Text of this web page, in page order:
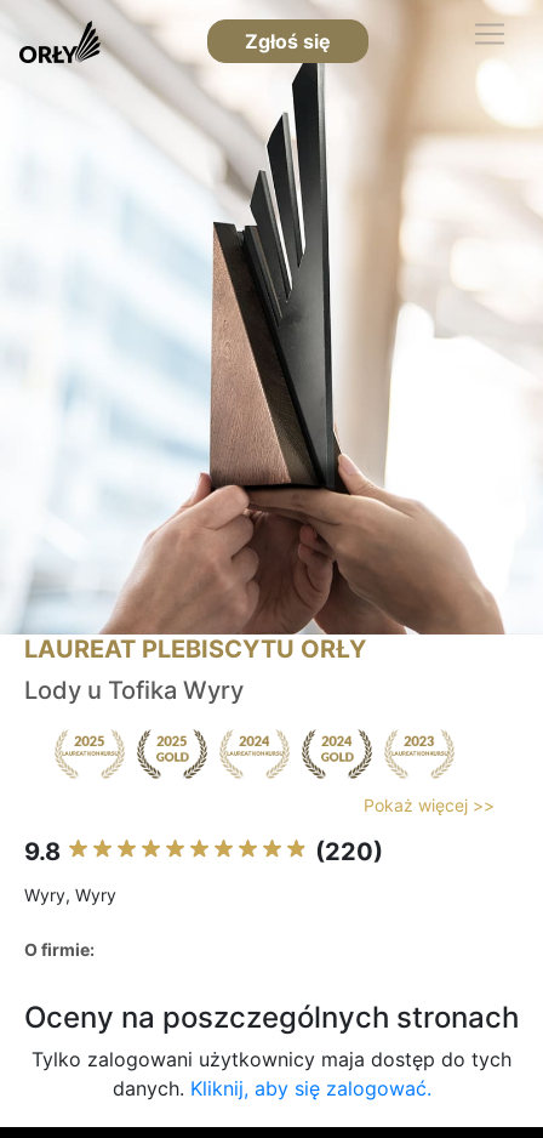
Zgłoś się
LAUREAT PLEBISCYTU ORŁY
Lody u Tofika Wyry
Pokaż więcej >>
9.8 (220)
Wyry, Wyry
O firmie:
Oceny na poszczególnych stronach
Tylko zalogowani użytkownicy maja dostęp do tych
danych. Kliknij, aby się zalogować.